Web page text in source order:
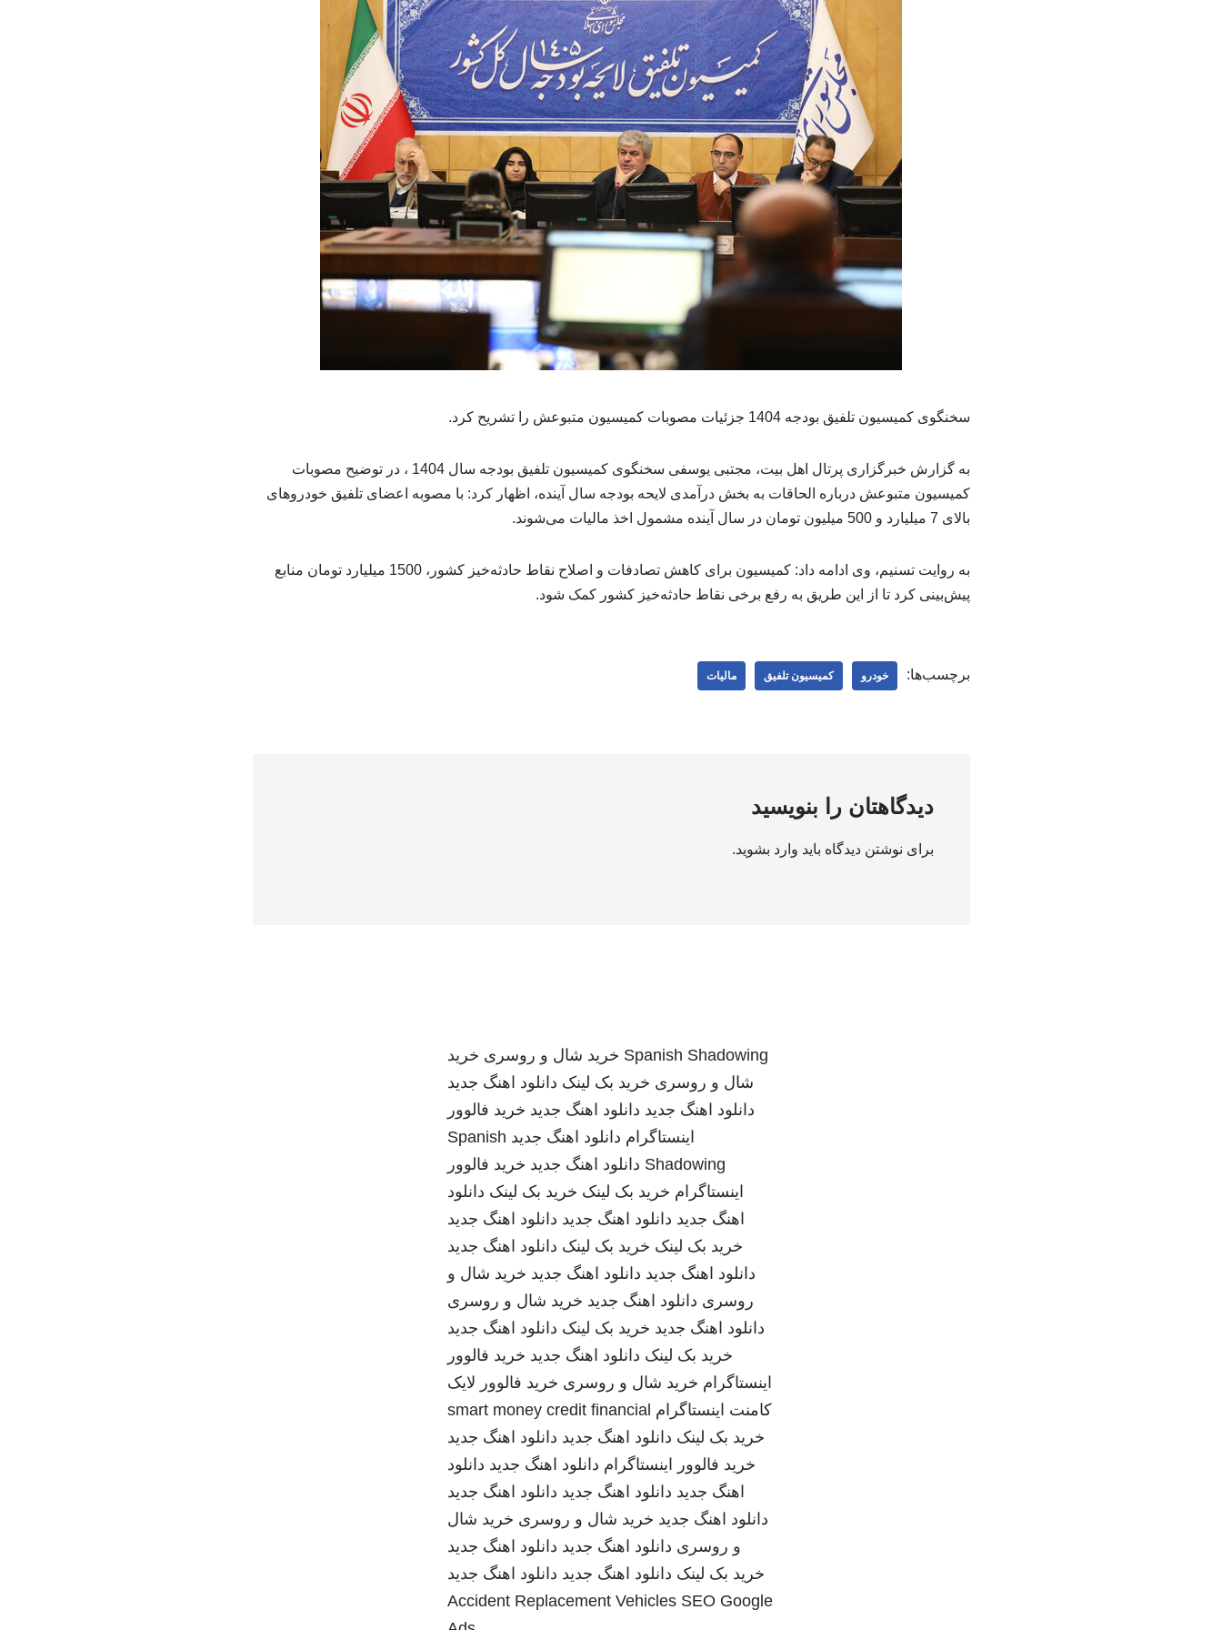
سخنگوی کمیسیون تلفیق بودجه 1404 جزئیات مصوبات کمیسیون متبوعش را تشریح کرد.
به گزارش خبرگزاری پرتال اهل بیت، مجتبی یوسفی سخنگوی کمیسیون تلفیق بودجه سال 1404 ، در توضیح مصوبات
کمیسیون متبوعش درباره الحاقات به بخش درآمدی لایحه بودجه سال آینده، اظهار کرد: با مصوبه اعضای تلفیق خودروهای
بالای 7 میلیارد و 500 میلیون تومان در سال آینده مشمول اخذ مالیات می‌شوند.
به روایت تسنیم، وی ادامه داد: کمیسیون برای کاهش تصادفات و اصلاح نقاط حادثه‌خیز کشور، 1500 میلیارد تومان منابع
پیش‌بینی کرد تا از این طریق به رفع برخی نقاط حادثه‌خیز کشور کمک شود.
برچسب‌ها: خودرو کمیسیون تلفیق مالیات
دیدگاهتان را بنویسید
برای نوشتن دیدگاه باید وارد بشوید.
Spanish Shadowing خرید شال و روسری خرید
شال و روسری خرید بک لینک دانلود اهنگ جدید
دانلود اهنگ جدید دانلود اهنگ جدید خرید فالوور
اینستاگرام دانلود اهنگ جدید Spanish
Shadowing دانلود اهنگ جدید خرید فالوور
اینستاگرام خرید بک لینک خرید بک لینک دانلود
اهنگ جدید دانلود اهنگ جدید دانلود اهنگ جدید
خرید بک لینک خرید بک لینک دانلود اهنگ جدید
دانلود اهنگ جدید دانلود اهنگ جدید خرید شال و
روسری دانلود اهنگ جدید خرید شال و روسری
دانلود اهنگ جدید خرید بک لینک دانلود اهنگ جدید
خرید بک لینک دانلود اهنگ جدید خرید فالوور
اینستاگرام خرید شال و روسری خرید فالوور لایک
کامنت اینستاگرام smart money credit financial
خرید بک لینک دانلود اهنگ جدید دانلود اهنگ جدید
خرید فالوور اینستاگرام دانلود اهنگ جدید دانلود
اهنگ جدید دانلود اهنگ جدید دانلود اهنگ جدید
دانلود اهنگ جدید خرید شال و روسری خرید شال
و روسری دانلود اهنگ جدید دانلود اهنگ جدید
خرید بک لینک دانلود اهنگ جدید دانلود اهنگ جدید
Accident Replacement Vehicles SEO Google